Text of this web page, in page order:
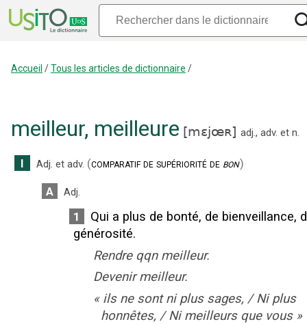
Accueil /Tous les articles de dictionnaire /
meilleur, meilleure [mɛjœʀ] adj., adv. et n.
I Adj. et adv. (comparatif de supériorité de bon)
A Adj.
1
Qui a plus de bonté, de bienveillance,
générosité.
Rendre qqn meilleur.
Devenir meilleur.
« ils ne sont ni plus sages, / Ni plus
honnêtes, / Ni meilleurs que vous »